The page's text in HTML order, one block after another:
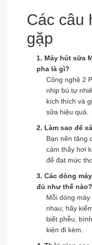
Các câu
gặp
1. Máy hút sữa
pha là gì?
Công nghệ 2
nhịp bú tự
kích thích và
sữa hiệu quả.
2. Làm sao để
Bạn nên tăng
cảm thấy hơi
để đạt mức
3. Các dòng
đủ như thế nào?
Mỗi dòng
nhau; hãy
biết phễu,
kiện đi kèm.